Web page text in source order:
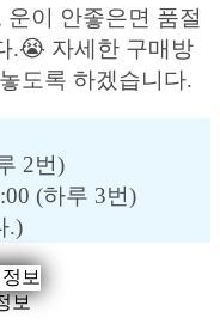
이 안좋은면 품절
.😭 자세한 구매방
도록 하겠습니다.
2번)
(하루 3번)
.)
보